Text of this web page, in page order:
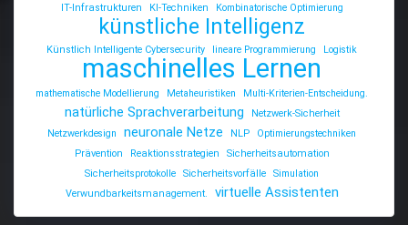
IT-Infrastrukturen
KI-Techniken Kombinatorische Optimierung
künstliche Intelligenz
Künstlich Intelligente Cybersecurity lineare Programmierung Logistik
maschinelles Lernen
mathematische Modellierung Metaheuristiken Multi-Kriterien-Entscheidung.
natürliche Sprachverarbeitung
Netzwerk-Sicherheit
Netzwerkdesign
neuronale Netze NLP
Optimierungstechniken
Prävention
Reaktionsstrategien
Sicherheitsautomation
Sicherheitsprotokolle
Sicherheitsvorfälle
Simulation
Verwundbarkeitsmanagement.
virtuelle Assistenten